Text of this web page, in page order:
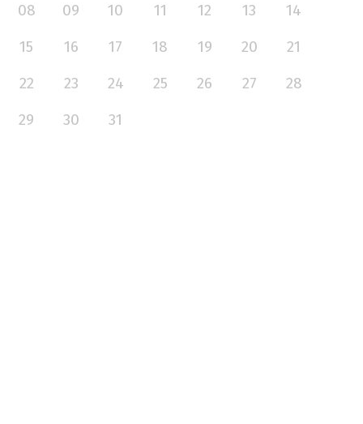
08
09 10 11 12 13
14
15
16 17 18 19 20
21
22
23 24 25 26 27
28
29
30 31